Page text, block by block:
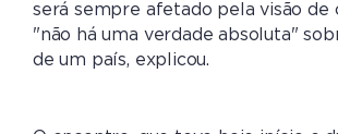
será sempre afetado pela visão de
"não há uma verdade absoluta"
de um país, explicou.